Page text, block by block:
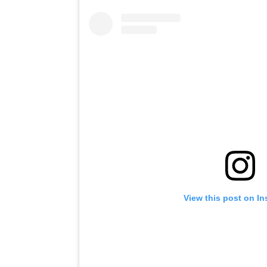
View this post on